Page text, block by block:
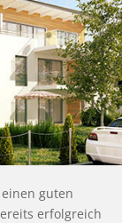
guten
erfolgreich